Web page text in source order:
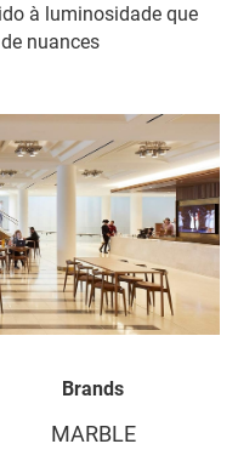
à luminosidade que
nuances
Brands
MARBLE